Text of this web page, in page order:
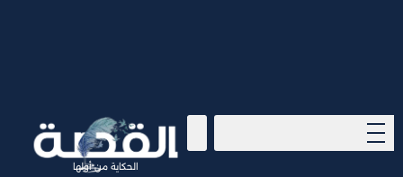
الحكاية من أولها